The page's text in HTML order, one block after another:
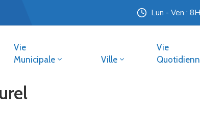
Lun - Ven :
Vie
Municipale
Ville
Vie